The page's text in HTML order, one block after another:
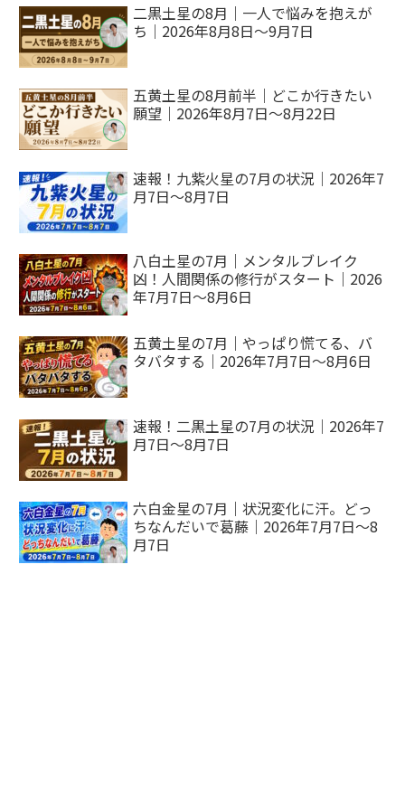
二黒土星の8月｜一人で悩みを抱えが
ち｜2026年8月8日～9月7日
五黄土星の8月前半｜どこか行きたい
願望｜2026年8月7日～8月22日
速報！九紫火星の7月の状況｜2026年7
月7日～8月7日
八白土星の7月｜メンタルブレイク
凶！人間関係の修行がスタート｜2026
年7月7日～8月6日
五黄土星の7月｜やっぱり慌てる、バ
タバタする｜2026年7月7日～8月6日
速報！二黒土星の7月の状況｜2026年7
月7日～8月7日
六白金星の7月｜状況変化に汗。どっ
ちなんだいで葛藤｜2026年7月7日～8
月7日